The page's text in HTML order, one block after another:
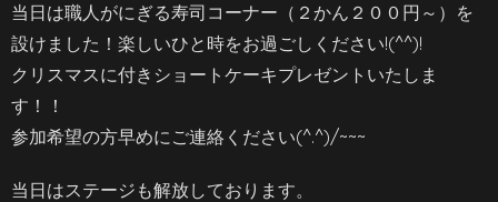
当日は職人がにぎる寿司コーナー（２かん２００円～）を
設けました！楽しいひと時をお過ごしください!(^^)!
クリスマスに付きショートケーキプレゼントいたしま
す！！
参加希望の方早めにご連絡ください(^.^)/~~~
当日はステージも解放しております。